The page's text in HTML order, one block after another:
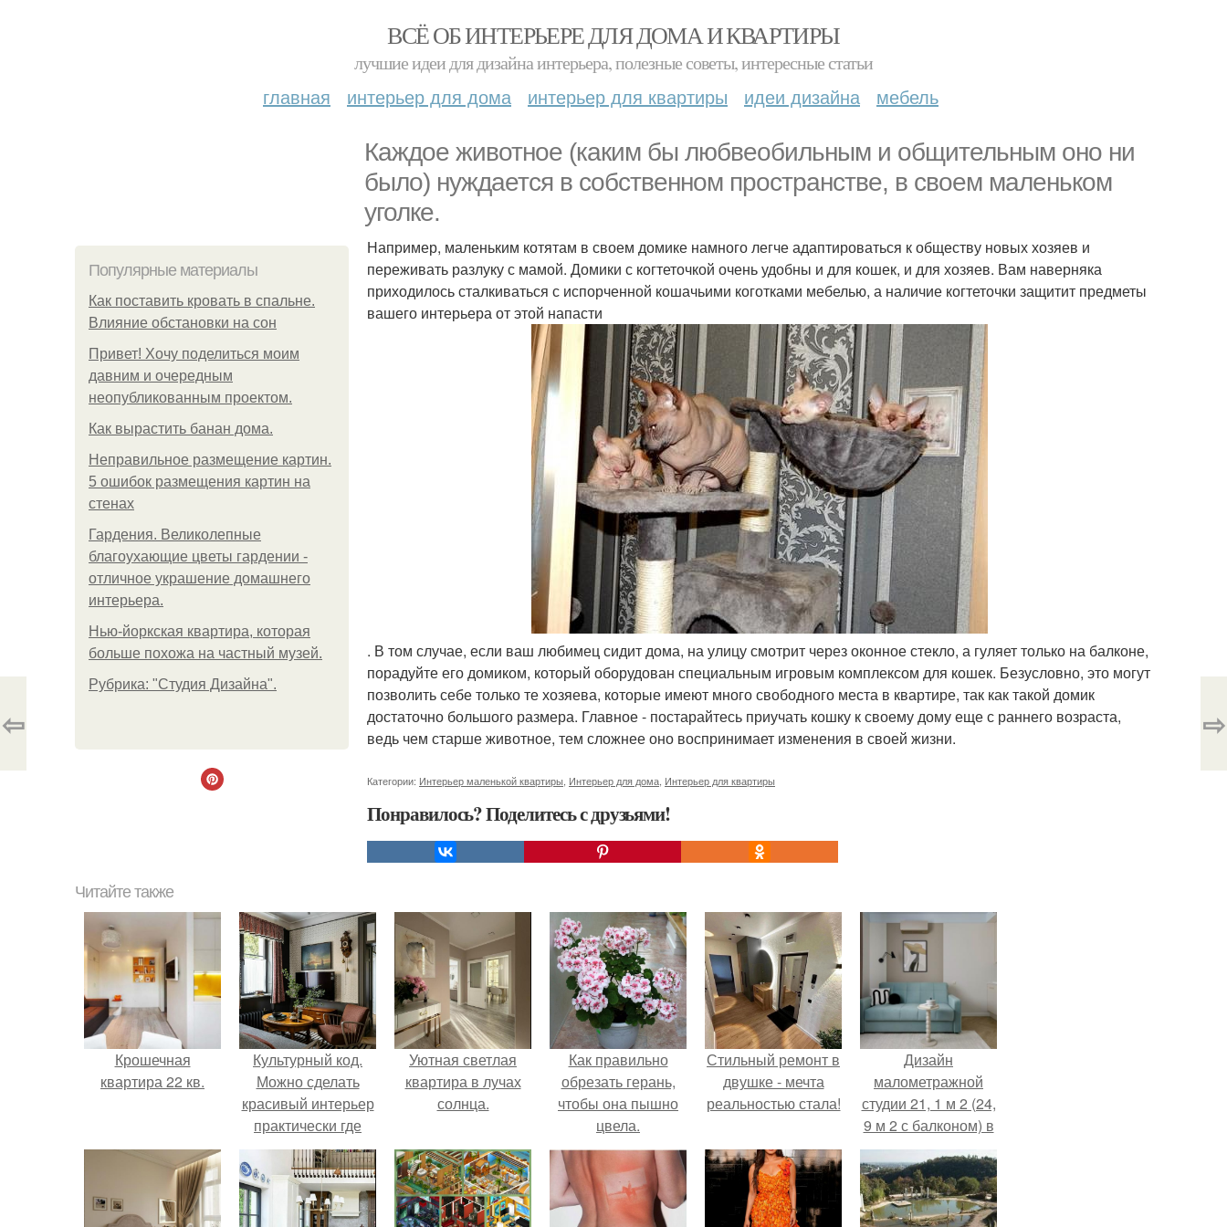
ВСЁ ОБ ИНТЕРЬЕРЕ ДЛЯ ДОМА И КВАРТИРЫ
лучшие идеи для дизайна интерьера, полезные советы, интересные статьи
главная интерьер для дома интерьер для квартиры идеи дизайна мебель
Каждое животное (каким бы любвеобильным и общительным оно ни
было) нуждается в собственном пространстве, в своем маленьком
уголке.
Популярные материалы
Как поставить кровать в спальне.
Влияние обстановки на сон
Привет! Хочу поделиться моим
давним и очередным
неопубликованным проектом.
Как вырастить банан дома.
Неправильное размещение картин.
5 ошибок размещения картин на
стенах
Гардения. Великолепные
благоухающие цветы гардении -
отличное украшение домашнего
интерьера.
Нью-йоркская квартира, которая
больше похожа на частный музей.
Рубрика: "Студия Дизайна".
Например, маленьким котятам в своем домике намного легче адаптироваться к обществу новых хозяев и
переживать разлуку с мамой. Домики с когтеточкой очень удобны и для кошек, и для хозяев. Вам наверняка
приходилось сталкиваться с испорченной кошачьими коготками мебелью, а наличие когтеточки защитит предметы
вашего интерьера от этой напасти
. В том случае, если ваш любимец сидит дома, на улицу смотрит через оконное стекло, а гуляет только на балконе,
порадуйте его домиком, который оборудован специальным игровым комплексом для кошек. Безусловно, это могут
позволить себе только те хозяева, которые имеют много свободного места в квартире, так как такой домик
достаточно большого размера. Главное - постарайтесь приучать кошку к своему дому еще с раннего возраста,
ведь чем старше животное, тем сложнее оно воспринимает изменения в своей жизни.
Категории: Интерьер маленькой квартиры Интерьер для дома Интерьер для квартиры
Понравилось? Поделитесь с друзьями!
⇦ ⇨
Читайте также
Крошечная
квартира 22 кв.
Культурный код.
Можно сделать
красивый интерьер
практически где
угодно.
Уютная светлая
квартира в лучах
солнца.
Как правильно
обрезать герань,
чтобы она пышно
цвела.
Стильный ремонт в
двушке - мечта
реальностью стала!
Дизайн
малометражной
студии 21, 1 м 2 (24,
9 м 2 с балконом) в
Краснодаре.